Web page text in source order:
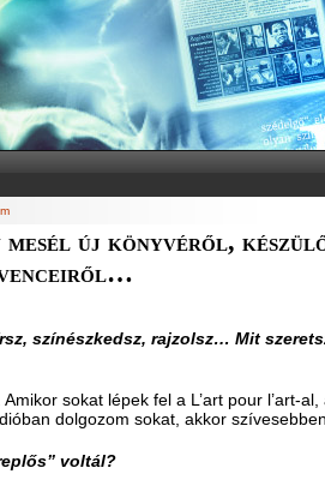
új könyvéről,
színészkedsz, rajzolsz… Mit
sokat lépek fel a L’art pour l’art-
dolgozom sokat, akkor
voltál?